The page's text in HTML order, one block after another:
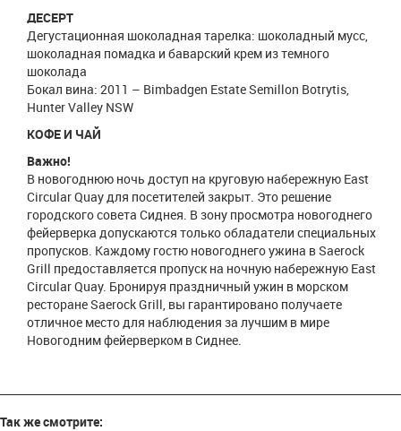
ДЕСЕРТ
Дегустационная шоколадная тарелка: шоколадный мусс,
шоколадная помадка и баварский крем из темного
шоколада
Бокал вина: 2011 – Bimbadgen Estate Semillon Botrytis,
Hunter Valley NSW
КОФЕ И ЧАЙ
Важно!
В новогоднюю ночь доступ на круговую набережную East
Circular Quay для посетителей закрыт. Это решение
городского совета Сиднея. В зону просмотра новогоднего
фейерверка допускаются только обладатели специальных
пропусков. Каждому гостю новогоднего ужина в Saerock
Grill предоставляется пропуск на ночную набережную East
Circular Quay. Бронируя праздничный ужин в морском
ресторане Saerock Grill, вы гарантировано получаете
отличное место для наблюдения за лучшим в мире
Новогодним фейерверком в Сиднее.
Так же смотрите: